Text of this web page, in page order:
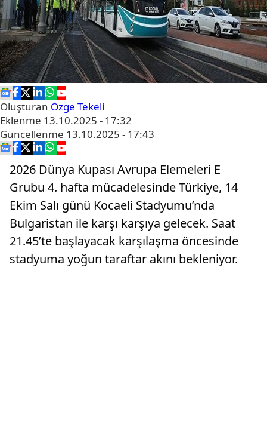
Oluşturan Özge Tekeli
Eklenme 13.10.2025 - 17:32
Güncellenme 13.10.2025 - 17:43
2026 Dünya Kupası Avrupa Elemeleri E
Grubu 4. hafta mücadelesinde Türkiye, 14
Ekim Salı günü Kocaeli Stadyumu’nda
Bulgaristan ile karşı karşıya gelecek. Saat
21.45’te başlayacak karşılaşma öncesinde
stadyuma yoğun taraftar akını bekleniyor.